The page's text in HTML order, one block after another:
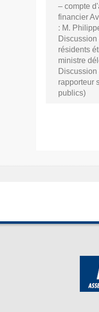
– compte
financier
: M.
résidents
ministre
rapporteur
publics)